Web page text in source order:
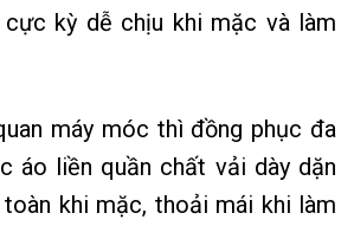
cực kỳ dễ chịu khi mặc và làm
máy móc thì đồng phục đa
áo liền quần chất vải dày dặn
khi mặc, thoải mái khi làm